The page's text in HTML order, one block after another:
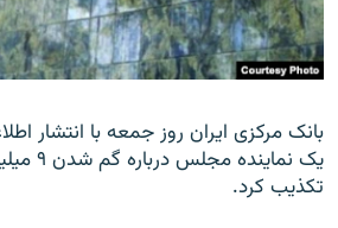
بانک مرکزی ایران روز جمعه با انتشار
یک
تکذیب کرد.